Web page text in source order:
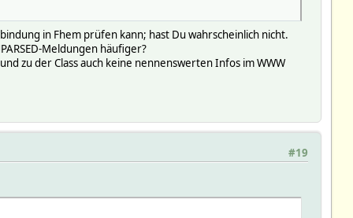
in Fhem prüfen kann; hast Du wahrscheinlich nicht.
Meldungen häufiger?
zu der Class auch keine nennenswerten Infos im WWW
#19